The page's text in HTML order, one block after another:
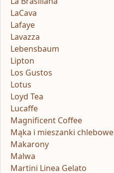
LaCava
Lafaye
Lavazza
Lebensbaum
Lipton
Los Gustos
Lotus
Loyd Tea
Lucaffe
Magnificent Coffee
Mąka i mieszanki chlebowe
Makarony
Malwa
Martini Linea Gelato